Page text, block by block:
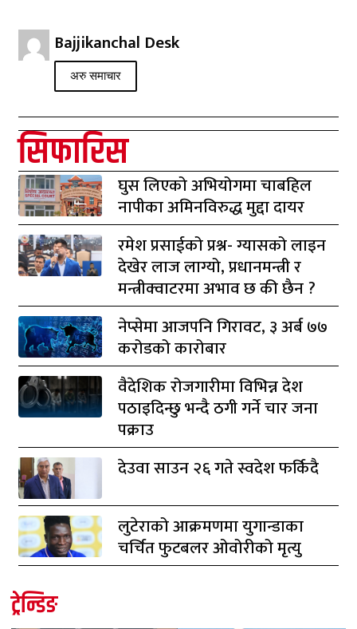
Bajjikanchal Desk
अरु समाचार
सिफारिस
घुस लिएको अभियोगमा चाबहिल
नापीका अमिनविरुद्ध मुद्दा दायर
रमेश प्रसाईको प्रश्न- ग्यासको लाइन
देखेर लाज लाग्यो, प्रधानमन्त्री र
मन्त्रीक्वाटरमा अभाव छ की छैन ?
नेप्सेमा आजपनि गिरावट, ३ अर्ब ७७
करोडको कारोबार
वैदेशिक रोजगारीमा विभिन्न देश
पठाइदिन्छु भन्दै ठगी गर्ने चार जना
पक्राउ
देउवा साउन २६ गते स्वदेश फर्किदै
लुटेराको आक्रमणमा युगान्डाका
चर्चित फुटबलर ओवोरीको मृत्यु
ट्रेन्डिङ